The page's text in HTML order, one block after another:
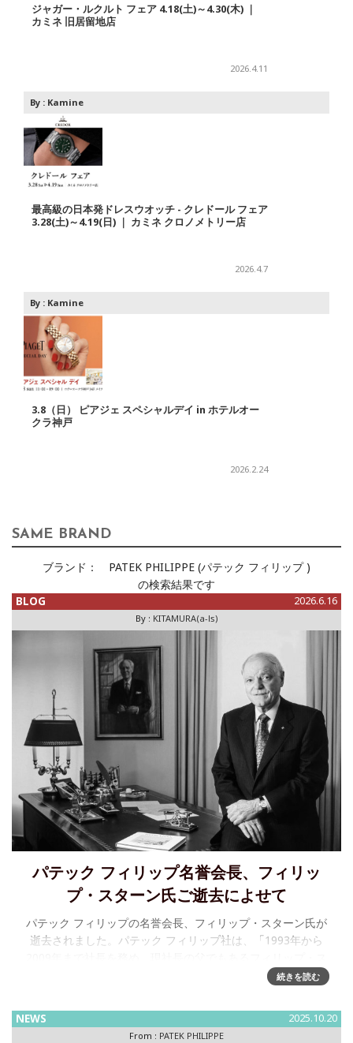
ジャガー・ルクルト フェア 4.18(土)～4.30(木) ｜
カミネ 旧居留地店
2026.4.11
By : Kamine
最高級の日本発ドレスウオッチ - クレドール フェア
3.28(土)～4.19(日) ｜ カミネ クロノメトリー店
2026.4.7
By : Kamine
3.8（日） ピアジェ スペシャルデイ in ホテルオー
クラ神戸
2026.2.24
SAME BRAND
ブランド：
PATEK PHILIPPE (パテック フィリップ )
の検索結果です
BLOG 2026.6.16
By : KITAMURA(a-ls)
パテック フィリップ名誉会長、フィリッ
プ・スターン氏ご逝去によせて
パテック フィリップの名誉会長、フィリップ・スターン氏が
逝去されました。パテック フィリップ社は、「1993年から
ターン氏が、2026年6月14日、享年88歳で逝去した」、と報
続きを読む
NEWS 2025.10.20
From : PATEK PHILIPPE